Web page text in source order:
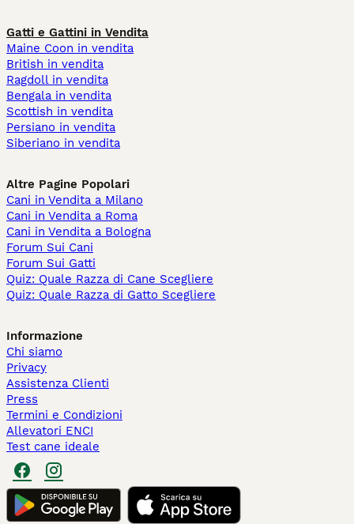
Gatti e Gattini in Vendita
Maine Coon in vendita
British in vendita
Ragdoll in vendita
Bengala in vendita
Scottish in vendita
Persiano in vendita
Siberiano in vendita
Altre Pagine Popolari
Cani in Vendita a Milano
Cani in Vendita a Roma
Cani in Vendita a Bologna
Forum Sui Cani
Forum Sui Gatti
Quiz: Quale Razza di Cane Scegliere
Quiz: Quale Razza di Gatto Scegliere
Informazione
Chi siamo
Privacy
Assistenza Clienti
Press
Termini e Condizioni
Allevatori ENCI
Test cane ideale